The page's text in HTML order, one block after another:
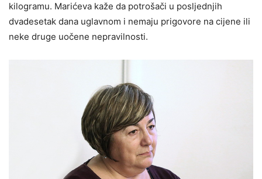
kilogramu. Marićeva kaže da potrošači u posljednjih
dvadesetak dana uglavnom i nemaju prigovore na cijene ili
neke druge uočene nepravilnosti.